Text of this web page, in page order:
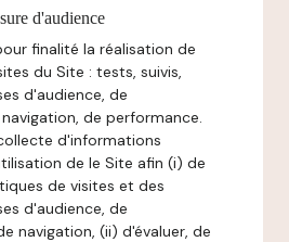
d'audience
finalité la réalisation de
du Site : tests, suivis,
d'audience, de
de performance.
d'informations
de le Site afin (i) de
de visites et des
d'audience, de
navigation, (ii) d'évaluer, de